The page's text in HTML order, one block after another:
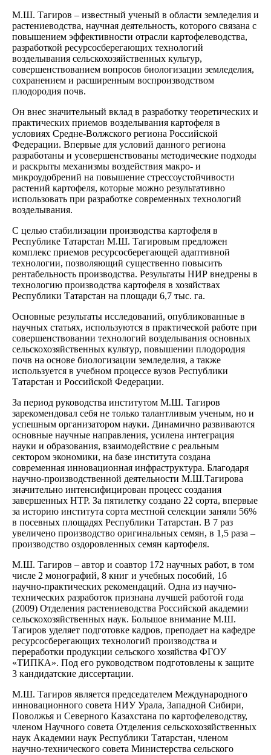
М.Ш. Тагиров – известный ученый в области земледелия и
растениеводства, научная деятельность, которого связана с
повышением эффективности отрасли картофелеводства,
разработкой ресурсосберегающих технологий
возделывания сельскохозяйственных культур,
совершенствованием вопросов биологизации земледелия,
сохранением и расширенным воспроизводством
плодородия почв.
Он внес значительный вклад в разработку теоретических и
практических приемов возделывания картофеля в
условиях Средне-Волжского региона Российской
Федерации. Впервые для условий данного региона
разработаны и усовершенствованы методические подходы
и раскрыты механизмы воздействия макро- и
микроудобрений на повышение стрессоустойчивости
растений картофеля, которые можно результативно
использовать при разработке современных технологий
возделывания.
С целью стабилизации производства картофеля в
Республике Татарстан М.Ш. Тагировым предложен
комплекс приемов ресурсосберегающей адаптивной
технологии, позволяющий существенно повысить
рентабельность производства. Результаты НИР внедрены в
технологию производства картофеля в хозяйствах
Республики Татарстан на площади 6,7 тыс. га.
Основные результаты исследований, опубликованные в
научных статьях, используются в практической работе при
совершенствовании технологий возделывания основных
сельскохозяйственных культур, повышении плодородия
почв на основе биологизации земледелия, а также
используется в учебном процессе вузов Республики
Татарстан и Российской Федерации.
За период руководства институтом М.Ш. Тагиров
зарекомендовал себя не только талантливым ученым, но и
успешным организатором науки. Динамично развиваются
основные научные направления, усилена интеграция
науки и образования, взаимодействие с реальным
сектором экономики, на базе института создана
современная инновационная инфраструктура. Благодаря
научно-производственной деятельности М.Ш.Тагирова
значительно интенсифицирован процесс создания
завершенных НТР. За пятилетку создано 22 сорта, впервые
за историю института сорта местной селекции заняли 56%
в посевных площадях Республики Татарстан. В 7 раз
увеличено производство оригинальных семян, в 1,5 раза –
производство оздоровленных семян картофеля.
М.Ш. Тагиров – автор и соавтор 172 научных работ, в том
числе 2 монографий, 8 книг и учебных пособий, 16
научно-практических рекомендаций. Одна из научно-
технических разработок признана лучшей работой года
(2009) Отделения растениеводства Российской академии
сельскохозяйственных наук. Большое внимание М.Ш.
Тагиров уделяет подготовке кадров, преподает на кафедре
ресурсосберегающих технологий производства и
переработки продукции сельского хозяйства ФГОУ
«ТИПКА». Под его руководством подготовлены к защите
3 кандидатские диссертации.
М.Ш. Тагиров является председателем Международного
инновационного совета НИУ Урала, Западной Сибири,
Поволжья и Северного Казахстана по картофелеводству,
членом Научного совета Отделения сельскохозяйственных
наук Академии наук Республики Татарстан, членом
научно-технического совета Министерства сельского